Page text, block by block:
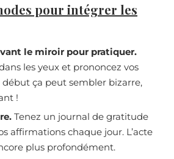
pour intégrer les
le miroir pour pratiquer.
les yeux et prononcez vos
ça peut sembler bizarre,
!
Tenez un journal de gratitude
affirmations chaque jour. L’acte
plus profondément.